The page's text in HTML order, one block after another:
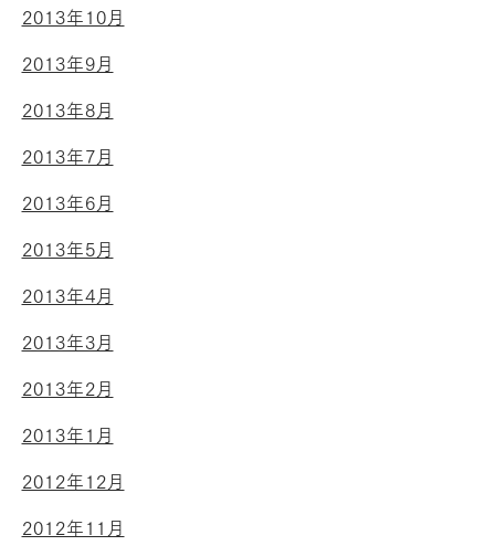
2013年10月
2013年9月
2013年8月
2013年7月
2013年6月
2013年5月
2013年4月
2013年3月
2013年2月
2013年1月
2012年12月
2012年11月